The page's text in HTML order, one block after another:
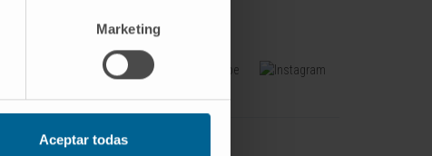
Marketing
Aceptar todas